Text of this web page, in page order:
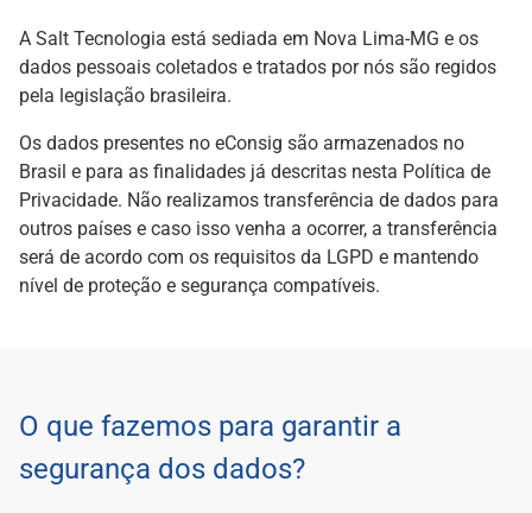
A Salt Tecnologia está sediada em Nova Lima-MG e os
dados pessoais coletados e tratados por nós são regidos
pela legislação brasileira.
Os dados presentes no eConsig são armazenados no
Brasil e para as finalidades já descritas nesta Política de
Privacidade. Não realizamos transferência de dados para
outros países e caso isso venha a ocorrer, a transferência
será de acordo com os requisitos da LGPD e mantendo
nível de proteção e segurança compatíveis.
O que fazemos para garantir a
segurança dos dados?